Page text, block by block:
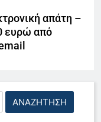
απάτη –
ευρώ από
σταθμευμένο
–